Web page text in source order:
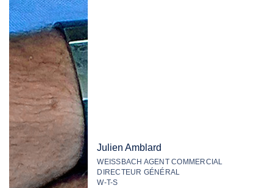
Julien Amblard
WEISSBACH AGENT COMMERCIAL
DIRECTEUR GÉNÉRAL
W-T-S